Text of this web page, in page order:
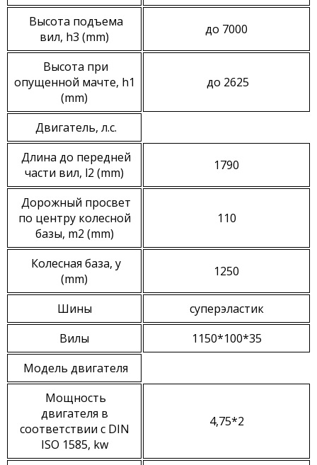
Высота подъема
вил, h3 (mm)
до 7000
Высота при
опущенной мачте, h1
(mm)
до 2625
Двигатель, л.с.
Длина до передней
части вил, l2 (mm)
1790
Дорожный просвет
по центру колесной
базы, m2 (mm)
110
Колесная база, y
(mm)
1250
Шины
суперэластик
Вилы
1150*100*35
Модель двигателя
Мощность
двигателя в
соответствии с DIN
ISO 1585, kw
4,75*2